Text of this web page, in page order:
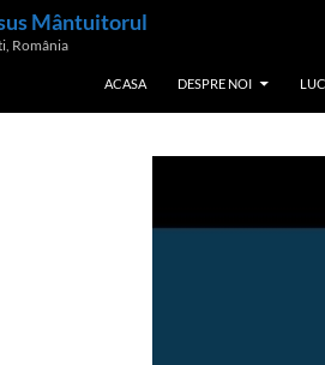
Mântuitorul
România
ACASA DESPRE NOI